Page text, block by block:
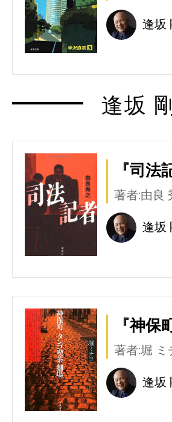
逢坂
逢坂
『司法
著者:由良
逢坂
『神
著者:堀 ミ
逢坂